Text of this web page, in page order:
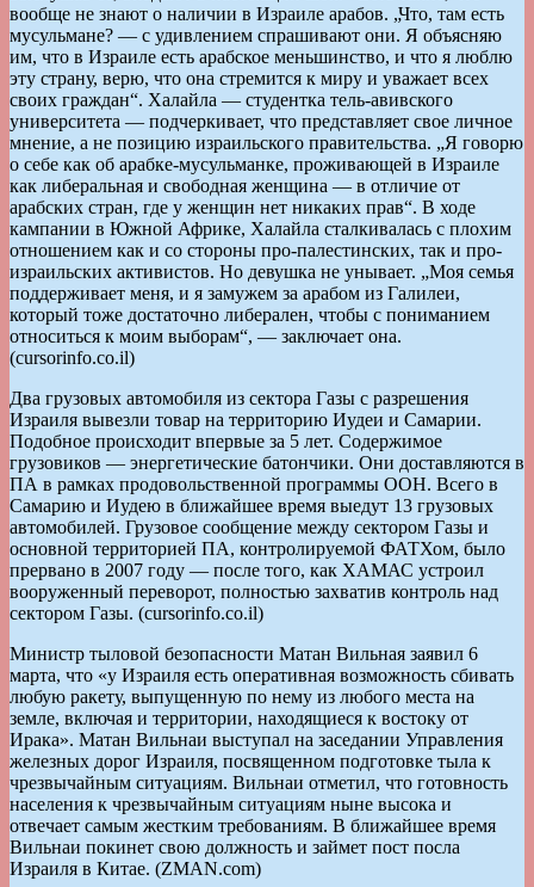
вообще не знают о наличии в Израиле арабов. „Что, там есть
мусульмане? — с удивлением спрашивают они. Я объясняю
им, что в Израиле есть арабское меньшинство, и что я люблю
эту страну, верю, что она стремится к миру и уважает всех
своих граждан“. Халайла — студентка тель-авивского
университета — подчеркивает, что представляет свое личное
мнение, а не позицию израильского правительства. „Я говорю
о себе как об арабке-мусульманке, проживающей в Израиле
как либеральная и свободная женщина — в отличие от
арабских стран, где у женщин нет никаких прав“. В ходе
кампании в Южной Африке, Халайла сталкивалась с плохим
отношением как и со стороны про-палестинских, так и про-
израильских активистов. Но девушка не унывает. „Моя семья
поддерживает меня, и я замужем за арабом из Галилеи,
который тоже достаточно либерален, чтобы с пониманием
относиться к моим выборам“, — заключает она.
(cursorinfo.co.il)
Два грузовых автомобиля из сектора Газы с разрешения
Израиля вывезли товар на территорию Иудеи и Самарии.
Подобное происходит впервые за 5 лет. Содержимое
грузовиков — энергетические батончики. Они доставляются в
ПА в рамках продовольственной программы ООН. Всего в
Самарию и Иудею в ближайшее время выедут 13 грузовых
автомобилей. Грузовое сообщение между сектором Газы и
основной территорией ПА, контролируемой ФАТХом, было
прервано в 2007 году — после того, как ХАМАС устроил
вооруженный переворот, полностью захватив контроль над
сектором Газы. (cursorinfo.co.il)
Министр тыловой безопасности Матан Вильная заявил 6
марта, что «у Израиля есть оперативная возможность сбивать
любую ракету, выпущенную по нему из любого места на
земле, включая и территории, находящиеся к востоку от
Ирака». Матан Вильнаи выступал на заседании Управления
железных дорог Израиля, посвященном подготовке тыла к
чрезвычайным ситуациям. Вильнаи отметил, что готовность
населения к чрезвычайным ситуациям ныне высока и
отвечает самым жестким требованиям. В ближайшее время
Вильнаи покинет свою должность и займет пост посла
Израиля в Китае. (ZMAN.com)